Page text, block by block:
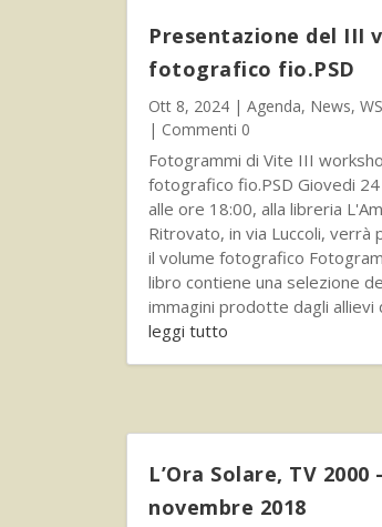
Presentazione del III
fotografico fio.PSD
Ott 8, 2024 |Agenda, News,
| Commenti 0
Fotogrammi di Vite III
fotografico fio.PSD Giovedi
alle ore 18:00, alla libreria
Ritrovato, in via Luccoli, verrà
il volume fotografico
libro contiene una selezione
immagini prodotte dagli allievi
leggi tutto
L’Ora Solare, TV 2000
novembre 2018